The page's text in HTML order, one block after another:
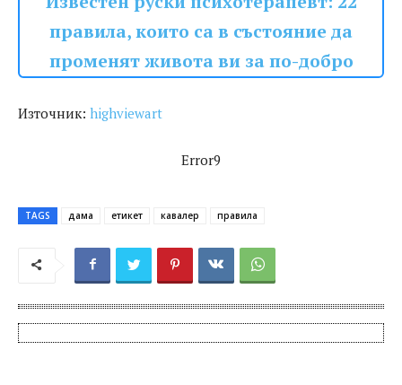
правила, които са в състояние да
променят живота ви за по-добро
Източник: highviewart
Error9
TAGS дама етикет кавалер правила